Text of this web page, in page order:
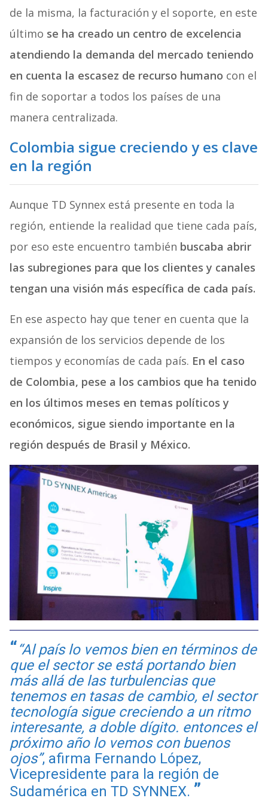
de la misma, la facturación y el soporte, en este
último se ha creado un centro de excelencia
atendiendo la demanda del mercado teniendo
en cuenta la escasez de recurso humano con el
fin de soportar a todos los países de una
manera centralizada.
Colombia sigue creciendo y es clave
en la región
Aunque TD Synnex está presente en toda la
región, entiende la realidad que tiene cada país,
por eso este encuentro también buscaba abrir
las subregiones para que los clientes y canales
tengan una visión más específica de cada país.
En ese aspecto hay que tener en cuenta que la
expansión de los servicios depende de los
tiempos y economías de cada país. En el caso
de Colombia, pese a los cambios que ha tenido
en los últimos meses en temas políticos y
económicos, sigue siendo importante en la
región después de Brasil y México.
“Al país lo vemos bien en términos de
que el sector se está portando bien
más allá de las turbulencias que
tenemos en tasas de cambio, el sector
tecnología sigue creciendo a un ritmo
interesante, a doble dígito. entonces el
próximo año lo vemos con buenos
ojos”, afirma Fernando López,
Vicepresidente para la región de
Sudamérica en TD SYNNEX.